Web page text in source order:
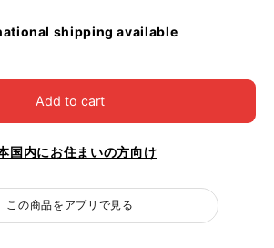
shipping available
Add to cart
国内にお住まいの方向け
この商品をアプリで見る